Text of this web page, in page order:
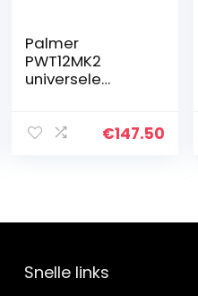
Palmer
PWT12MK2
universele
€147.50
Snelle links